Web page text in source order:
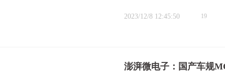
2023/12/8 12:45:50 19
澎湃微电子：国产车规